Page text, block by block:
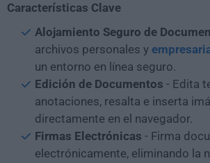
Características Clave
Alojamiento Seguro de
archivos personales y
un entorno en línea seguro.
Edición de Documentos - Edita
anotaciones, resalta e inserta
directamente en el navegador.
Firmas Electrónicas - Firma
electrónicamente, eliminando la